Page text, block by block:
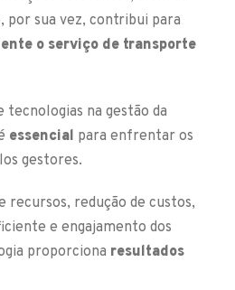
por sua vez, contribui para
o serviço de transporte
tecnologias na gestão da
essencial para enfrentar os
gestores.
recursos, redução de custos,
e engajamento dos
proporciona resultados